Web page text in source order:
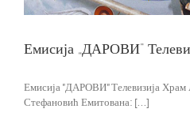
Емисија „ДАРОВИ“
Емисија "ДАРОВИ" Телевизија
Стефановић Емитована: [...]